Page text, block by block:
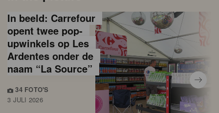
In beeld: Carrefour
opent twee pop-
upwinkels op Les
Ardentes onder de
naam “La Source”
34 FOTO'S
3 JULI 2026